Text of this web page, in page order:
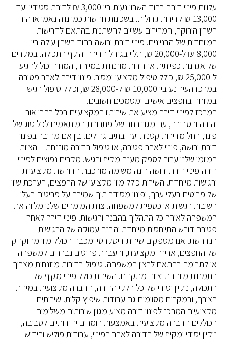
עלויות פינוי דירה בהוד השרון נעות בין 3,000 ₪ לדירת סטודיו ועד
13,000 ₪ לדירות גדולות. בשכונות חדשות כמו נווה נאמן או הוד
השרון הירוקה, המחירים עשויים להשתנות בהתאם לדרישות
המיוחדות של הבניינים. פינוי דירת ירושה בהוד השרון עולה בין
8,000 ₪ ל-20,000 ₪, תלוי בגודל הדירה והיקף התכולה. במקרים
של אגרנות כפייתית או דירות מוזנחות במיוחד, המחיר יכול להגיע
ל-25,000 ₪, כולל טיפול מקצועי ומסור. פינוי דירה לאחר פטירה
במרכז העיר נע בין 10,000 ₪ ל-28,000 ₪, וכולל טיפול רגיש
במיוחד בחפצים אישיים ומסמכים חשובים.
המרכז לפינוי דירה מציע את שירותיו המקצועיים בכל רחבי אור
יהודה והסביבה, עם מגוון רחב של פתרונות המותאמים לכל סוג של
פינוי, החל מדירות קטנות ועד בתים גדולים. בין אם מדובר בפינוי
דירת ירושה, פינוי לאחר פטירה, או טיפול בדירה מוזנחת – הצוות
המיומן שלנו ערוך לספק מענה מקיף ורגיש. מקרים נפוצים לפינוי
דירה פינוי דירת ירושה הינה משימה מורכבת הדורשת מקצועיות
ורגישות מיוחדת. השירות כולל מיון מקצועי של החפצים, הערכת שווי
של פריטים בעלי ערך, ופינוי מסודר תוך שמירה על פריטים בעלי
חשיבות רגשית או כספית למשפחה. צוות המומחים שלנו מלווה את
המשפחה לאורך כל התהליך בהבנה ורגישות. פינוי דירה לאחר
פטירה דורש התייחסות מיוחדת והבנה עמוקה של הרגישות
הנדרשת. אנו מספקים שירות דיסקרטי ומכבד הכולל מיון מדוקדק
של החפצים, אריזה מקצועית, והעברת פריטים נבחרים למשפחה
או לתרומה בהתאם לרצון המשפחה. טיפול בדירות מוזנחות מצריך
התמחות מיוחדת וציוד מתקדם. השירות כולל פינוי מקיף של
התכולה, ניקיון יסודי של כל חלקי הדירה, הדברה מקצועית במידת
הצורך, ובמקרים מסוימים גם עבודות שיפוץ קלות. שירותים
מקצועיים המרכז לפינוי דירה מציע מגוון שירותים משלימים
הכוללים הדברה מקצועית באמצעות חומרים ידידותיים לסביבה,
ניקיון יסודי ומקיף של הדירה לאחר הפינוי, עבודות פוליש וחידוש